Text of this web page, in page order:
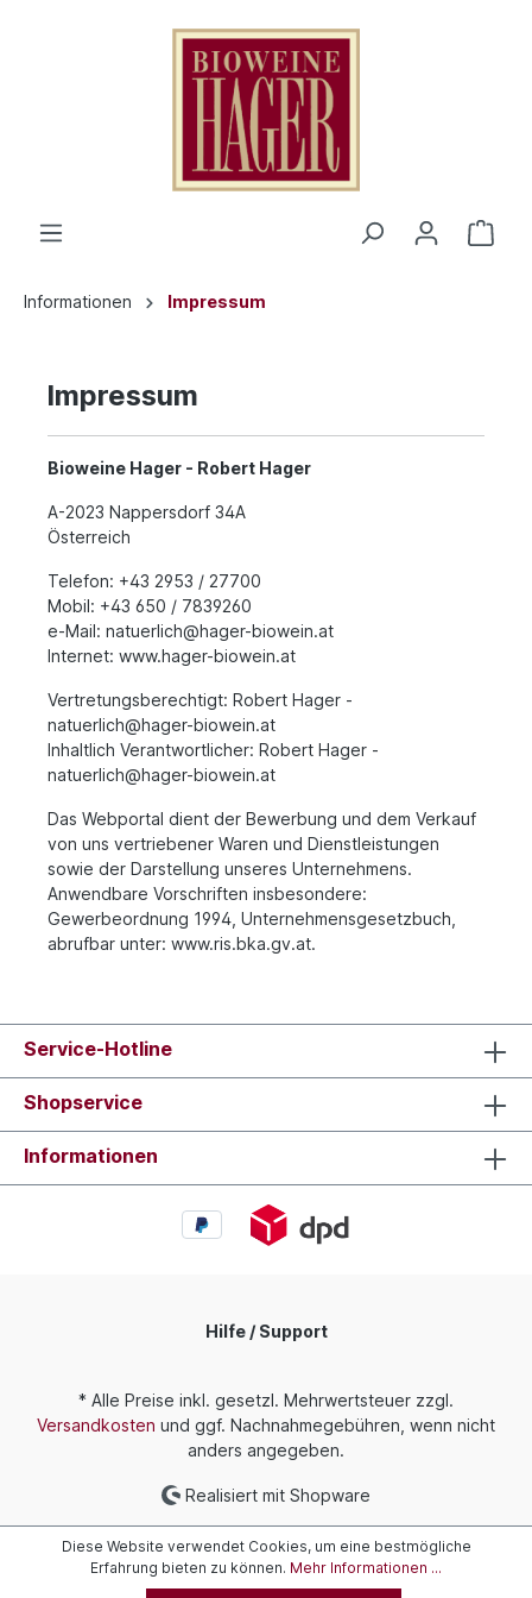
Informationen Impressum
Impressum
Bioweine Hager - Robert Hager
A-2023 Nappersdorf 34A
Österreich
Telefon: +43 2953 / 27700
Mobil: +43 650 / 7839260
e-Mail: natuerlich@hager-biowein.at
Internet: www.hager-biowein.at
Vertretungsberechtigt: Robert Hager -
natuerlich@hager-biowein.at
Inhaltlich Verantwortlicher: Robert Hager -
natuerlich@hager-biowein.at
Das Webportal dient der Bewerbung und dem Verkauf
von uns vertriebener Waren und Dienstleistungen
sowie der Darstellung unseres Unternehmens.
Anwendbare Vorschriften insbesondere:
Gewerbeordnung 1994, Unternehmensgesetzbuch,
abrufbar unter: www.ris.bka.gv.at.
Service-Hotline
Shopservice
Informationen
Hilfe / Support
* Alle Preise inkl. gesetzl. Mehrwertsteuer zzgl.
Versandkosten und ggf. Nachnahmegebühren, wenn nicht
anders angegeben.
Realisiert mit Shopware
Diese Website verwendet Cookies, um eine bestmögliche
Erfahrung bieten zu können. Mehr Informationen ...